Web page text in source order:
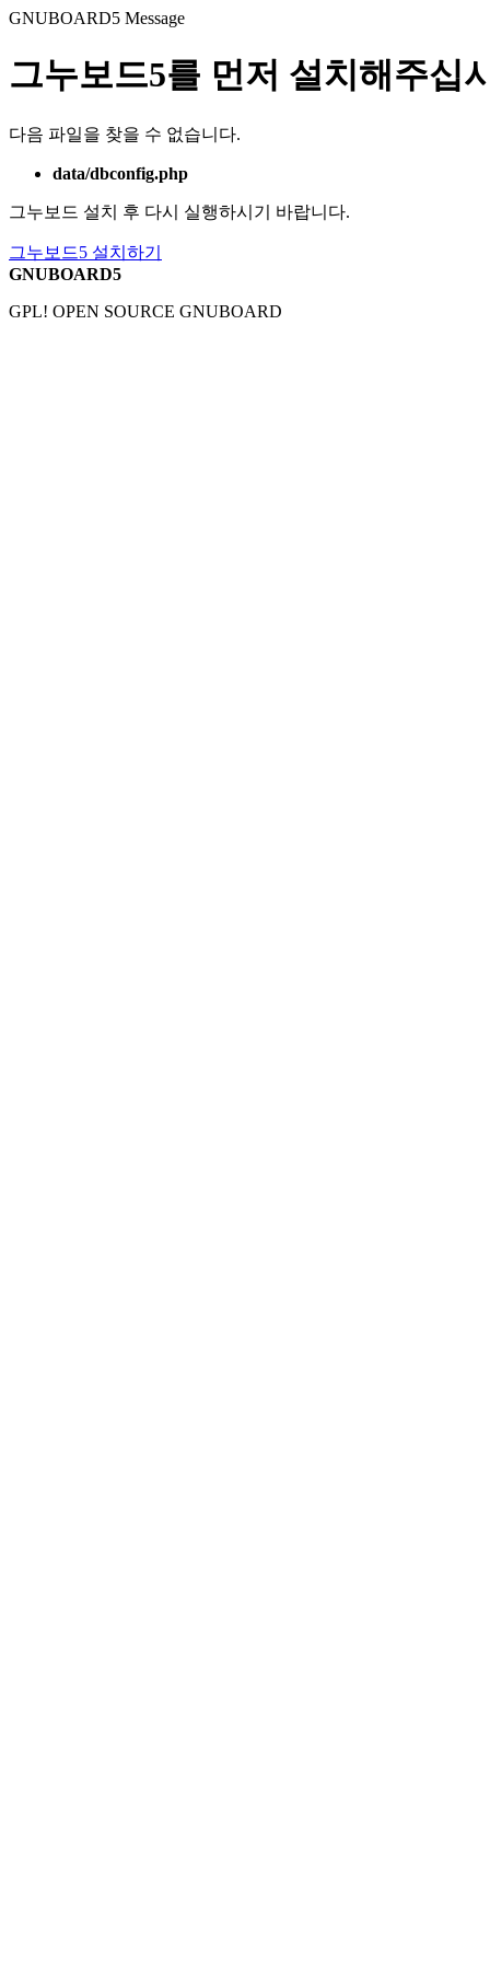
GNUBOARD5 Message
그누보드5를 먼저 설치해주십
다음 파일을 찾을 수 없습니다.
data/dbconfig.php
그누보드 설치 후 다시 실행하시기 바랍니다.
그누보드5 설치하기
GNUBOARD5
GPL! OPEN SOURCE GNUBOARD